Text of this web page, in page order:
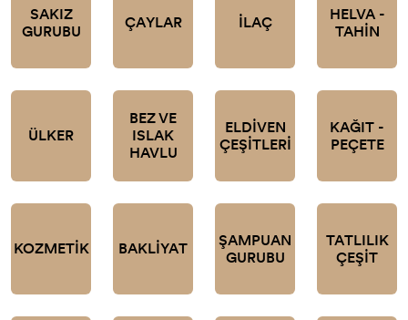
SAKIZ
GURUBU
ÇAYLAR İLAÇ
HELVA -
TAHİN
ÜLKER
BEZ VE
ISLAK
HAVLU
ELDİVEN
ÇEŞİTLERİ
KAĞIT -
PEÇETE
KOZMETİK BAKLİYAT
ŞAMPUAN
GURUBU
TATLILIK
ÇEŞİT